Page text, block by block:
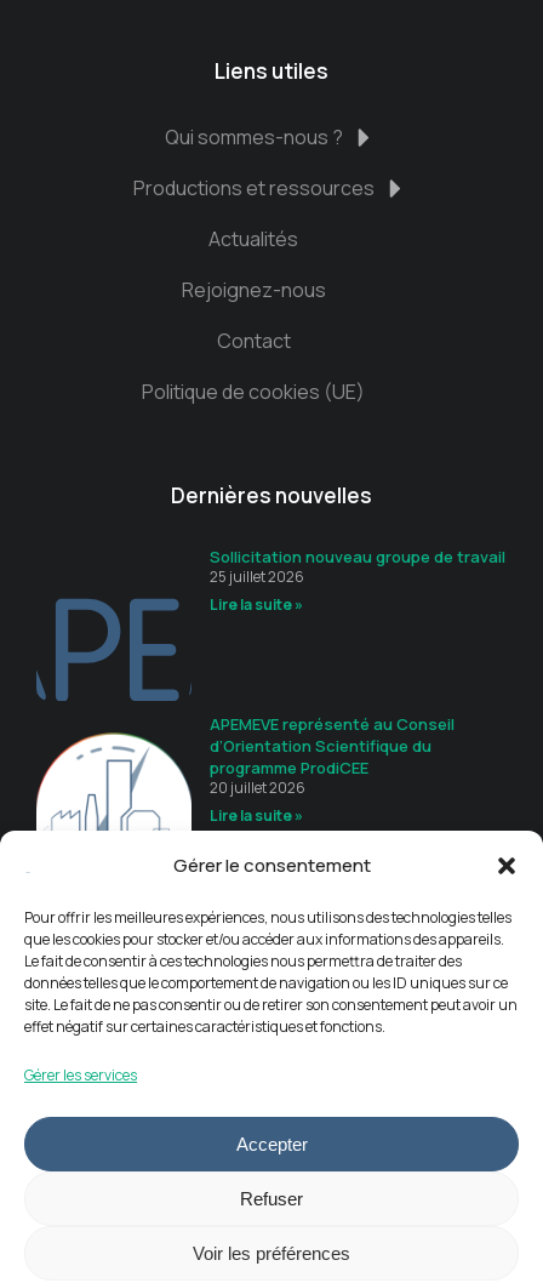
Gérer le consentement
Pour offrir les meilleures expériences, nous utilisons des technologies telles
que les cookies pour stocker et/ou accéder aux informations des appareils.
Le fait de consentir à ces technologies nous permettra de traiter des
données telles que le comportement de navigation ou les ID uniques sur ce
site. Le fait de ne pas consentir ou de retirer son consentement peut avoir un
effet négatif sur certaines caractéristiques et fonctions.
Gérer les services
Accepter
Refuser
Voir les préférences
Liens utiles
Qui sommes-nous ?
Productions et ressources
Actualités
Rejoignez-nous
Contact
Politique de cookies (UE)
Dernières nouvelles
Sollicitation nouveau groupe de travail
25 juillet 2026
Lire la suite »
APEMEVE représenté au Conseil
d’Orientation Scientifique du
programme ProdiCEE
20 juillet 2026
Lire la suite »
16 juillet 2026
Lire la suite »
Informations légales